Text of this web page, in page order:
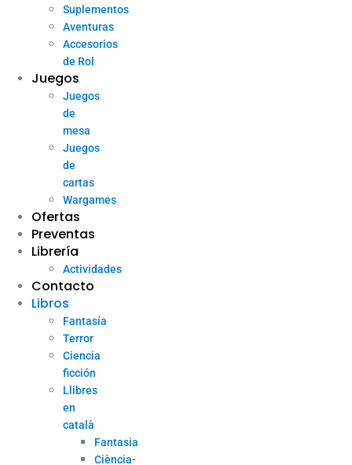
Suplementos
Aventuras
Accesorios
de Rol
Juegos
Juegos
de
mesa
Juegos
de
cartas
Wargames
Ofertas
Preventas
Librería
Actividades
Contacto
Libros
Fantasía
Terror
Ciencia
ficción
Llibres
en
català
Fantasia
Ciència-